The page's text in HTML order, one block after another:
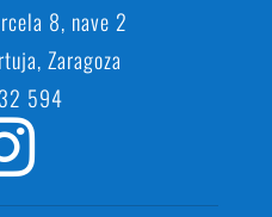
8, nave 2
Zaragoza
594